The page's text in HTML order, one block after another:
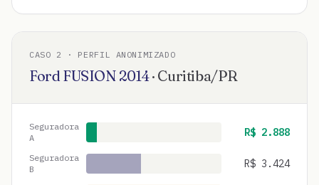
CASO 2 · PERFIL ANONIMIZADO
Ford FUSION 2014· Curitiba/PR
Seguradora
A
R$ 2.888
Seguradora
B
R$ 3.424